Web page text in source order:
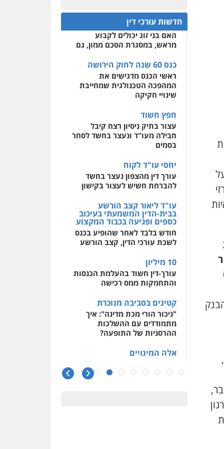
0522508109
אחסון אתרים
מהירות הגנה גיבוי
לעורכי דין
מרכז התחלה חדשה
שירותים מקצועיים לעורכי
דין
0544500346
חדשות עורכי דין
המתח שבין חוק יחסי ממון
לבין חוק הירושה
האם בני זוג יכולים לקבוע
מראש, במסגרת הסכם ממון, גם
כנס 60 שנה לחוק הירושה
ראשי הכנס מדגישים את
המהפכה הטכנולגית שמחייבת
שינויי חקיקה
חפץ חשוד
עצור בתיק ניסיון רצח קיבל
חבילה מעו"ד ונעצר בחשד לסחר
בסמים
יחסי עו"ד לקוח
עורך דין מהצפון נעצר בחשד
להברחת חשיש לעצור בקישון
עו"ד ליאור קצב הורשע
בבית-הדין המשמעתי בעיכוב
כספים ופגיעה בכבוד המקצוע
חודש בלבד לאחר שהופיע בכנס
לשכת עורכי הדין, קצב הורשע
10 מיליון
עורך-דין חשוד בהעלמת הכנסות
והתחמקות ממס רכישה
קטינים בסביבה מנוכרת
"ניכור הורי מכת מדינה": איך
מתמודדים עם ההשלכות
ההרסניות של התופעה?
אלה המינויים
הוועדה לבחירת שופטים בחרה
26 שופטים ורשמים נוספים